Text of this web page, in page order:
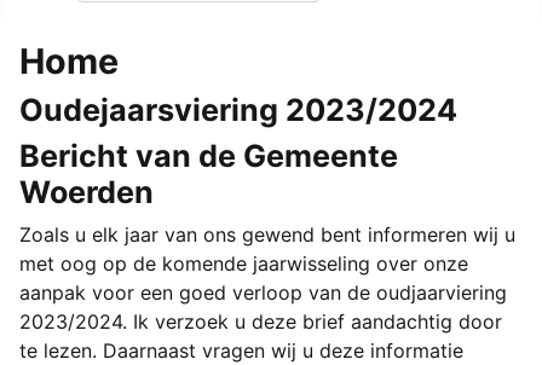
Home
Oudejaarsviering 2023/2024
Bericht van de Gemeente
Woerden
Zoals u elk jaar van ons gewend bent informeren wij u
met oog op de komende jaarwisseling over onze
aanpak voor een goed verloop van de oudjaarviering
2023/2024. Ik verzoek u deze brief aandachtig door
te lezen. Daarnaast vragen wij u deze informatie